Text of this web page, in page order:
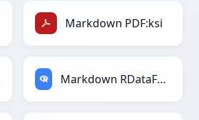
Markdown PDF:ksi
Markdown RDataFrame:ksi